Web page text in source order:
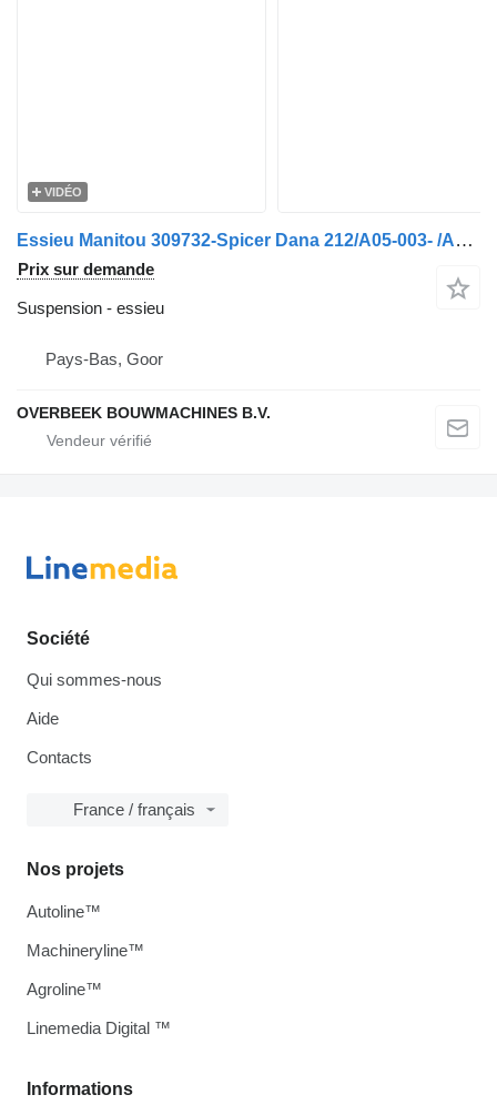
VIDÉO
Essieu Manitou 309732-Spicer Dana 212/A05-003- /Achse/As
Prix sur demande
Suspension - essieu
Pays-Bas, Goor
OVERBEEK BOUWMACHINES B.V.
Société
Qui sommes-nous
Aide
Contacts
France / français
Informations
Nos projets
Autoline™
Machineryline™
Agroline™
Linemedia Digital ™